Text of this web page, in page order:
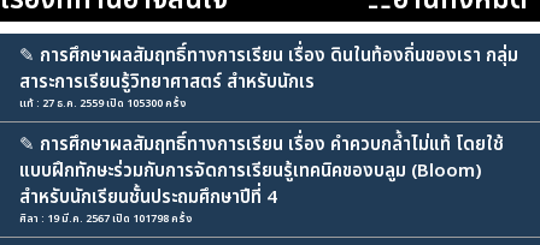
✎ การศึกษาผลสัมฤทธิ์ทางการเรียน เรื่อง ดินในท้องถิ่นของเรา กลุ่ม
สาระการเรียนรู้วิทยาศาสตร์ สำหรับนักเร
แท้ : 27 ธ.ค. 2559 เปิด 105300 ครั้ง
✎ การศึกษาผลสัมฤทธิ์ทางการเรียน เรื่อง คำควบกล้ำไม่แท้ โดยใช้
แบบฝึกทักษะร่วมกับการจัดการเรียนรู้เทคนิคของบลูม (Bloom)
สำหรับนักเรียนชั้นประถมศึกษาปีที่ 4
ศิลา : 19 มี.ค. 2567 เปิด 101798 ครั้ง